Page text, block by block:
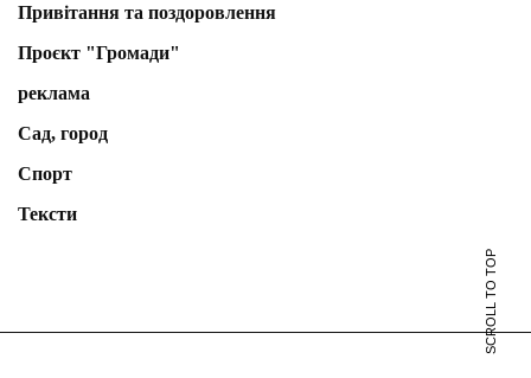
Привітання та поздоровлення
Проєкт "Громади"
реклама
Сад, город
Спорт
Тексти
SCROLL TO TOP